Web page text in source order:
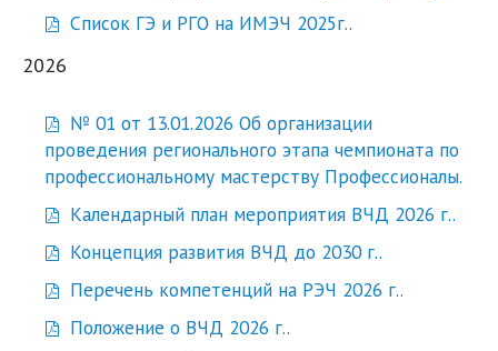
Список ГЭ и РГО на ИМЭЧ 2025г..
2026
№ 01 от 13.01.2026 Об организации
проведения регионального этапа чемпионата по
профессиональному мастерству Профессионалы.
Календарный план мероприятия ВЧД 2026 г..
Концепция развития ВЧД до 2030 г..
Перечень компетенций на РЭЧ 2026 г..
Положение о ВЧД 2026 г..